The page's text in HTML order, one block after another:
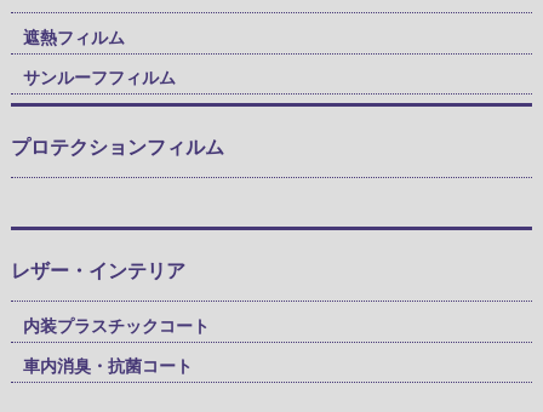
遮熱フィルム
サンルーフフィルム
プロテクションフィルム
レザー・インテリア
内装プラスチックコート
車内消臭・抗菌コート